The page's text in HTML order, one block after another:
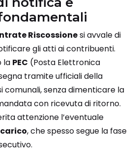
Riscossionesi avvale di
gli atti ai contribuenti.
la PEC (Posta Elettronica
tramite ufficiali della
comunali, senza dimenticare la
con ricevuta di ritorno.
attenzione l’eventuale
, che spesso segue la fase